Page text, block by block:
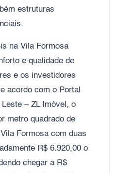
estruturas
na Vila Formosa
e qualidade de
e os investidores
acordo com o Portal
– ZL Imóvel, o
metro quadrado de
Formosa com duas
R$ 6.920,00 o
chegar a R$